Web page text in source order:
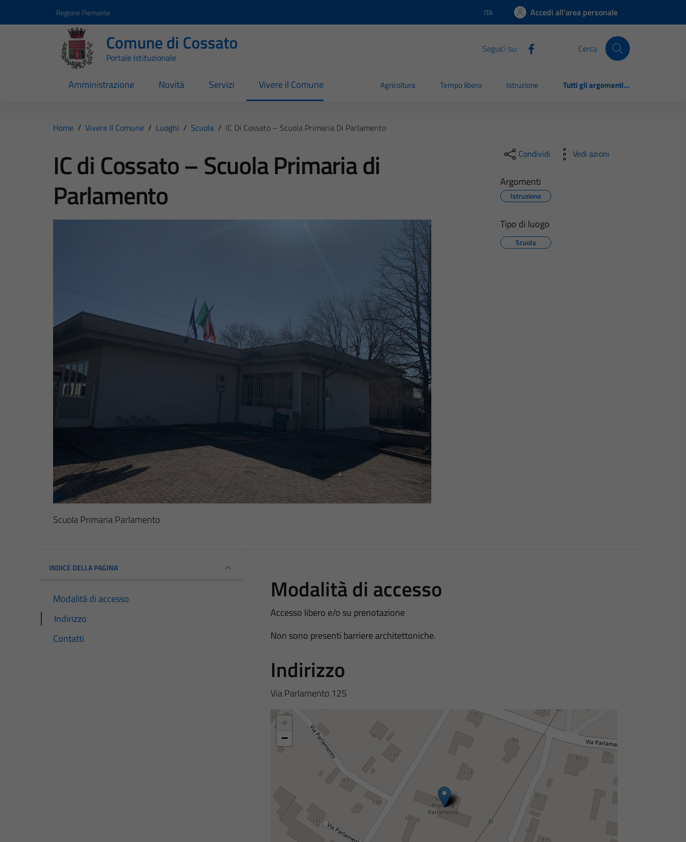
Regione Piemonte Lingua attiva:
ITA Accedi all'area personale
Comune di Cossato
Portale Istituzionale
Seguici su: Cerca
Amministrazione Novità Servizi Vivere il Comune Agricoltura Tempo libero Istruzione Tutti gli argomenti...
Home / Vivere Il Comune / Luoghi / Scuola / IC Di Cossato – Scuola Primaria Di Parlamento
IC di Cossato – Scuola Primaria di
Parlamento
Scuola Primaria Parlamento
Condividi Vedi azioni
Argomenti
Istruzione
Tipo di luogo
Scuola
INDICE DELLA PAGINA
Modalità di accesso
Indirizzo
Contatti
Modalità di accesso
Accesso libero e/o su prenotazione
Non sono presenti barriere architettoniche.
Indirizzo
Via Parlamento 125
−